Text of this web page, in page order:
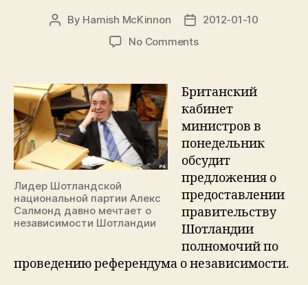
Post
By Hamish McKinnon
Post2012-01-10
No Commentson
пройти
референдум
о
независимости
Лидер Шотландской
национальной партии Алекс
Салмонд давно мечтает о
независимости Шотландии
Британский
кабинет
министров в
понедельник
обсудит
предложения о
предоставлении
правительству
Шотландии
полномочий по
проведению референдума о независимости.